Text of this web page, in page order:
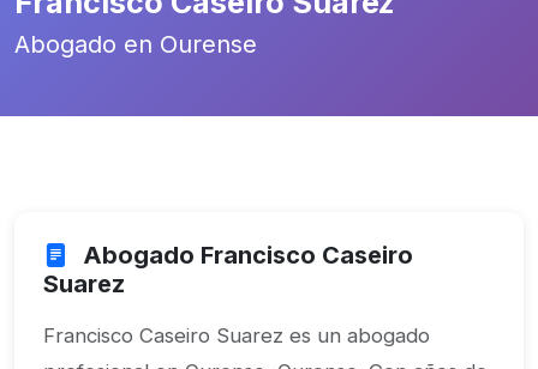
Abogado en Ourense
Abogado Francisco Caseiro
Suarez
Francisco Caseiro Suarez es un abogado